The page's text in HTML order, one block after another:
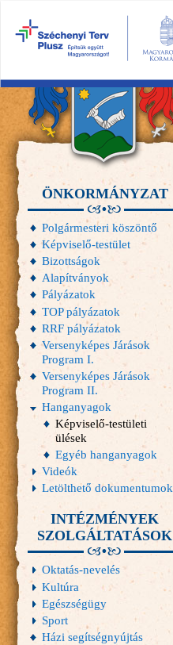
ÖNKORMÁNYZAT
Polgármesteri köszöntő
Képviselő-testület
Bizottságok
Alapítványok
Pályázatok
TOP pályázatok
RRF pályázatok
Versenyképes Járások
Program I.
Versenyképes Járások
Program II.
Hanganyagok
Képviselő-testületi
ülések
Egyéb hanganyagok
Videók
Letölthető dokumentumok
INTÉZMÉNYEK
SZOLGÁLTATÁSOK
Oktatás-nevelés
Kultúra
Egészségügy
Sport
Házi segítségnyújtás